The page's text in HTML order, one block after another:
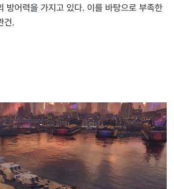
방어력을 가지고 있다. 이를 바탕으로 부족한
건.